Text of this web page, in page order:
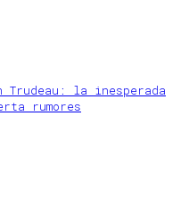
la inesperada
rumores